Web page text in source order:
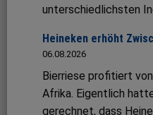
unterschiedlichsten
Heineken erhöht
06.08.2026
Bierriese profitiert
Afrika. Eigentlich
gerechnet, dass